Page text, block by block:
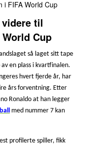
til
Cup
så laget sitt tape
en plass i kvartfinalen.
hvert fjerde år, har
års forventning. Etter
Ronaldo at han legger
med nummer 7 kan
profilerte spiller, fikk